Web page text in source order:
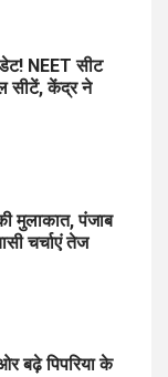
NEET सीट
सीटें, केंद्र ने
मुलाकात, पंजाब
चर्चाएं तेज
बढ़े पिपरिया के